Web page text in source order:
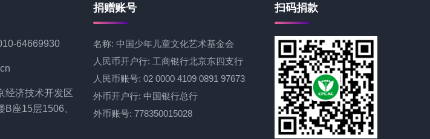
64669930
经济技术开发区
座15层1506、
捐赠账号
名称: 中国少年儿童文化艺术基金会
人民币开户行: 工商银行北京东四支行
人民币账号: 02 0000 4109 0891 97673
外币开户行: 中国银行总行
外币账号: 778350015028
扫码捐款